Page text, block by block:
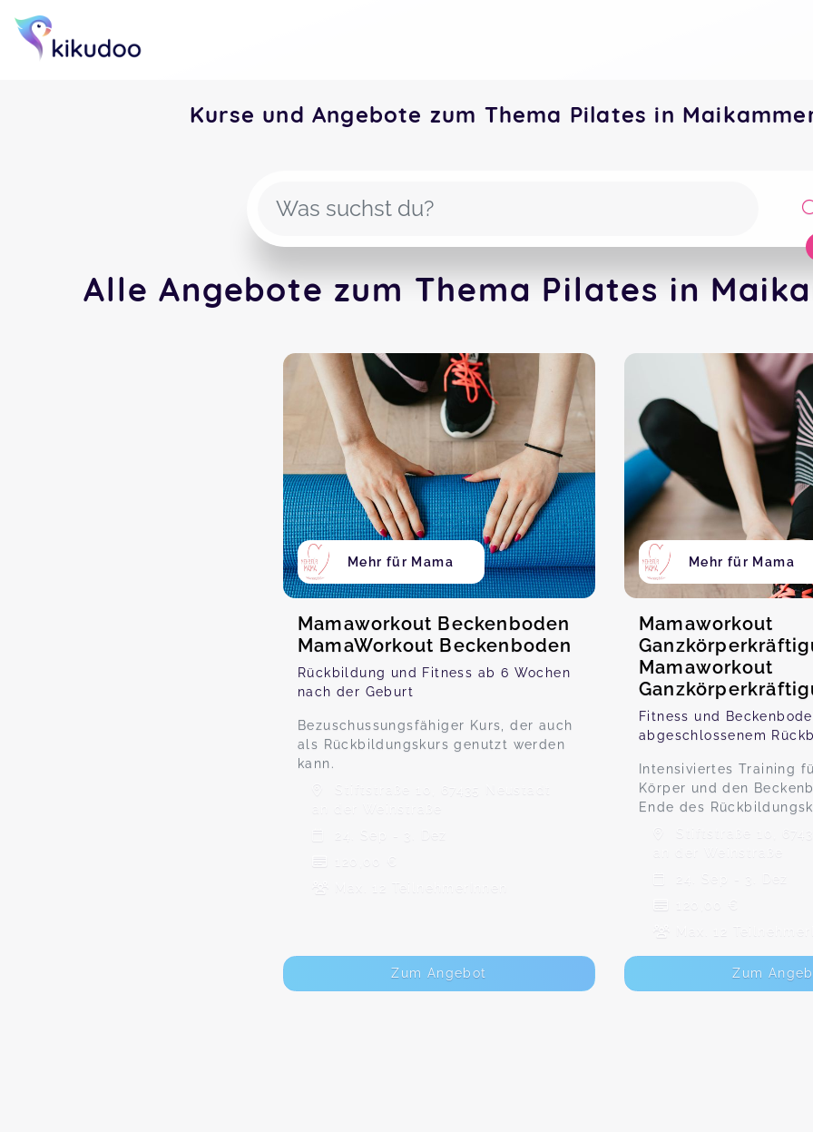
Kurse und Angebote zum Thema Pilates in
Alle Angebote zum Thema Pilates in
Mehr für Mama
Mamaworkout Beckenboden
MamaWorkout Beckenboden
Rückbildung und Fitness ab 6 Wochen
nach der Geburt
Bezuschussungsfähiger Kurs, der auch
als Rückbildungskurs genutzt werden
kann.
Stiftstraße 10, 67435 Neustadt
an der Weinstraße
24. Sep - 3. Dez
120,00 €
Max. 12 TeilnehmerInnen
Zum Angebot
Mehr für Mama
Mamaworkout
Mamaworkout
Fitness und
abgeschlossenem
Intensiviertes Training
Körper und den
Ende des
Stiftstraße 10,
an der Weinstraße
24. Sep - 3. Dez
120,00 €
Max. 12
Zum